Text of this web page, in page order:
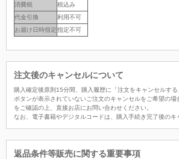
消費税
税込み
代金引換
利用不可
お届け日時指定指定不可
注文後のキャンセルについて
購入確定後原則15分間、購入履歴に「注文をキャンセルする
ボタンが表示されていないご注文のキャンセルをご希望の
をご確認の上、直接お店にお問い合わせください。
なお、電子書籍やデジタルコードは、購入手続き完了後のキ
返品条件等販売に関する重要事項